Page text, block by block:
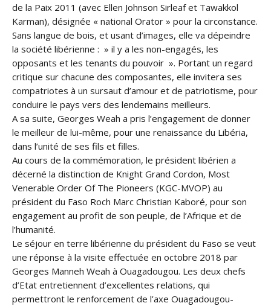
de la Paix 2011 (avec Ellen Johnson Sirleaf et Tawakkol
Karman), désignée « national Orator » pour la circonstance.
Sans langue de bois, et usant d’images, elle va dépeindre
la société libérienne : » il y a les non-engagés, les
opposants et les tenants du pouvoir ». Portant un regard
critique sur chacune des composantes, elle invitera ses
compatriotes à un sursaut d’amour et de patriotisme, pour
conduire le pays vers des lendemains meilleurs.
A sa suite, Georges Weah a pris l’engagement de donner
le meilleur de lui-même, pour une renaissance du Libéria,
dans l’unité de ses fils et filles.
Au cours de la commémoration, le président libérien a
décerné la distinction de Knight Grand Cordon, Most
Venerable Order Of The Pioneers (KGC-MVOP) au
président du Faso Roch Marc Christian Kaboré, pour son
engagement au profit de son peuple, de l’Afrique et de
l’humanité.
Le séjour en terre libérienne du président du Faso se veut
une réponse à la visite effectuée en octobre 2018 par
Georges Manneh Weah à Ouagadougou. Les deux chefs
d’Etat entretiennent d’excellentes relations, qui
permettront le renforcement de l’axe Ouagadougou-